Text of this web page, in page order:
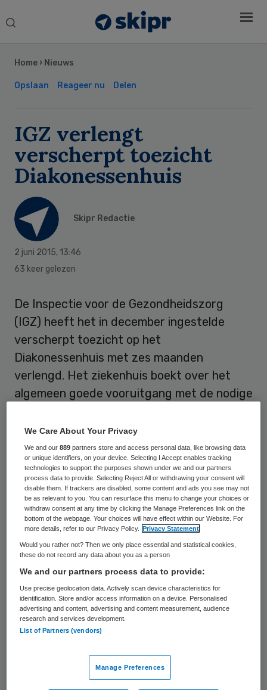
Search
Home › Nieuws
Opslaan Reageer nu Delen
IGZ verlengt
verscherpt toezicht
Diakonessenhuis
Skipr Redactie
2 juni 2015, 13:46
63 keer gelezen
De Inspectie voor de Gezondheidszorg
(IGZ) heeft het in december ingestelde
verscherpt toezicht op het
Diakonessenhuis met zes maanden
verlengd. Het ziekenhuis boekt over het
algemeen goede vooruitgang met de nodige
IGZ op een aantal onderdelen nog achter.
De Inspectie heeft besloten het verscherpt
toezicht te verlengen op twee specifieke
onderdelen, namelijk de randvoorwaarden
voor verantwoorde zorg op de locatie Zeist
en de implementatie van de nieuwe
calamiteitenprocedure. Tijdens het
verscherpt toezicht
heeft de IGZ
verbetermaatregelen gevraagd op locatie
Zeist met betrekking tot de organisatie van
zorg. De toezichthouder vraagt een
beleidsplan met daarin opgenomen de
voorwaarden voor het leveren van
verantwoorde zorg gerelateerd aan de
Sidebar
We Care About Your Privacy
We and our889 partners store and access personal data, like browsing data
or unique identifiers, on your device. Selecting I Accept enables tracking
technologies to support the purposes shown under we and our partners
process data to provide. Selecting Reject All or withdrawing your consent will
disable them. If trackers are disabled, some content and ads you see may not
be as relevant to you. You can resurface this menu to change your choices or
withdraw consent at any time by clicking the Manage Preferences link on the
bottom of the webpage. Your choices will have effect within our Website. For
more details, refer to our Privacy Policy.
Privacy Statement
Would you rather not? Then we only place essential and statistical cookies,
these do not record any data about you as a person
We and our partners process data to provide:
Use precise geolocation data. Actively scan device characteristics for
identification. Store and/or access information on a device. Personalised
advertising and content, advertising and content measurement, audience
research and services development.
List of Partners (vendors)
Manage Preferences